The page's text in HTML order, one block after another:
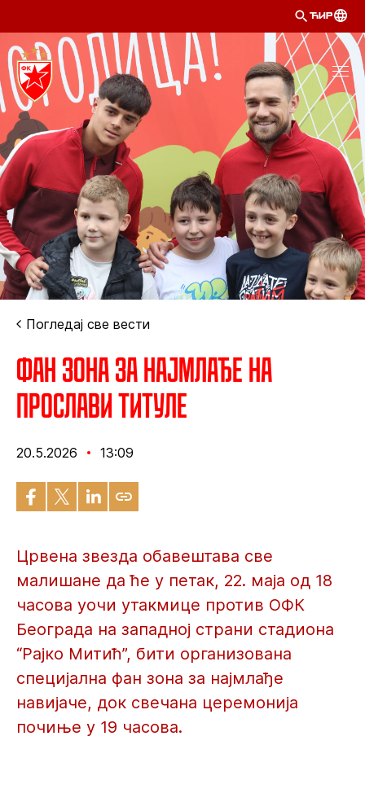
ЋИР
Погледај све вести
Фан зона за најмлађе на
прослави титуле
20.5.2026 13:09
Црвена звезда обавештава све
малишане да ће у петак, 22. маја од 18
часова уочи утакмице против ОФК
Београда на западној страни стадиона
“Рајко Митић”, бити организована
специјална фан зона за најмлађе
навијаче, док свечана церемонија
почиње у 19 часова.